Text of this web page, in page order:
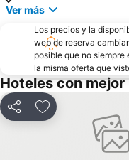
Scuba Cancun
Playa Caracol
Ver más
Los precios y la
web de reserva
posible que no
la misma oferta que
Hoteles con
CompartirAgregar a